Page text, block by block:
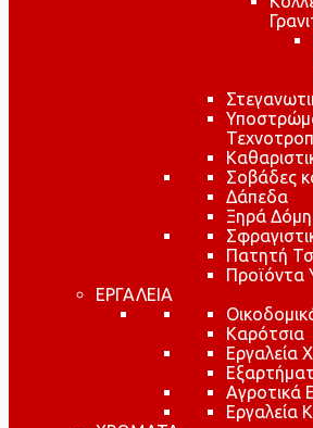
Σοβάδες
Δάπεδα
Ξηρά
Πατητή
Προϊόντα
ΕΡΓΑΛΕΙΑ
Καρότσια
Εργαλεία
Αγροτικά
Εργαλεία